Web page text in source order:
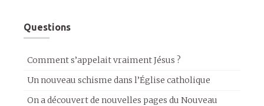
Questions
Comment s’appelait vraiment Jésus ?
Un nouveau schisme dans l’Église catholique
On a découvert de nouvelles pages du Nouveau